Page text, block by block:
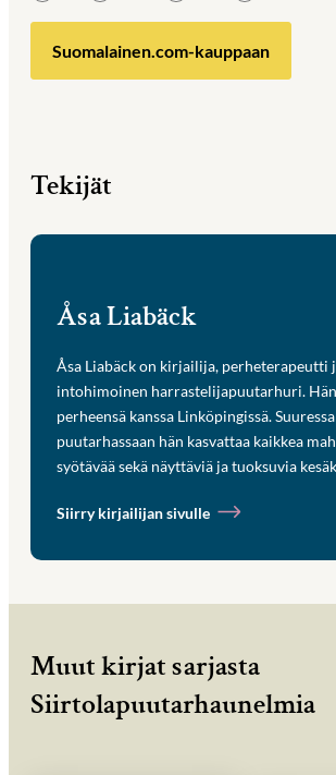
Suomalainen.com-kauppaan
Tekijät
Åsa Liabäck
Åsa Liabäck on kirjailija, perheterapeutti
intohimoinen harrastelijapuutarhuri.
perheensä kanssa Linköpingissä. Suuressa
puutarhassaan hän kasvattaa kaikkea
syötävää sekä näyttäviä ja tuoksuvia
Siirry kirjailijan sivulle
Muut kirjat sarjasta
Siirtolapuutarhaunelmia